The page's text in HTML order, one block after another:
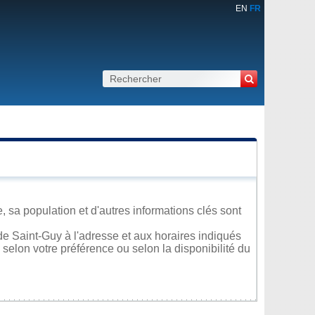
EN FR
sa population et d'autres informations clés sont
Saint-Guy à l'adresse et aux horaires indiqués
votre préférence ou selon la disponibilité du